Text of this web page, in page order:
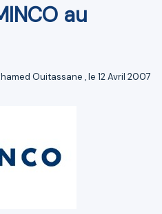
au
Ouitassane , le 12 Avril 2007